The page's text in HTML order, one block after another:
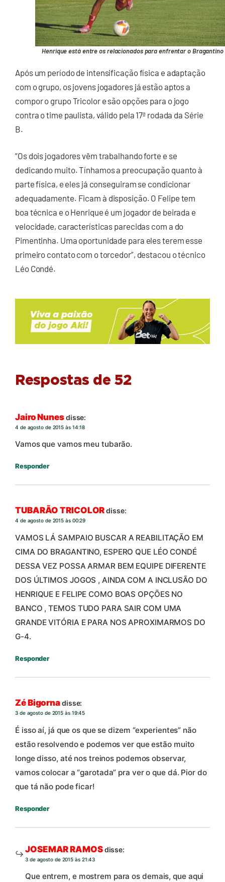
Henrique está entre os relacionados para enfrentar o Bragantino
Após um período de intensificação física e adaptação
com o grupo, os jovens jogadores já estão aptos a
compor o grupo Tricolor e são opções para o jogo
contra o time paulista, válido pela 17ª rodada da Série
B.
“Os dois jogadores vêm trabalhando forte e se
dedicando muito. Tínhamos a preocupação quanto à
parte física, e eles já conseguiram se condicionar
adequadamente. Ficam à disposição. O Felipe tem
boa técnica e o Henrique é um jogador de beirada e
velocidade, características parecidas com a do
Pimentinha. Uma oportunidade para eles terem esse
primeiro contato com o torcedor”, destacou o técnico
Léo Condé.
Respostas de 52
Jairo Nunesdisse:
4 de agosto de 2015 às 14:18
Vamos que vamos meu tubarão.
Responder
TUBARÃO TRICOLORdisse:
4 de agosto de 2015 às 00:29
VAMOS LÁ SAMPAIO BUSCAR A REABILITAÇÃO EM
CIMA DO BRAGANTINO, ESPERO QUE LÉO CONDÉ
DESSA VEZ POSSA ARMAR BEM EQUIPE DIFERENTE
DOS ÚLTIMOS JOGOS , AINDA COM A INCLUSÃO DO
HENRIQUE E FELIPE COMO BOAS OPÇÕES NO
BANCO , TEMOS TUDO PARA SAIR COM UMA
GRANDE VITÓRIA E PARA NOS APROXIMARMOS DO
G-4.
Responder
Zé Bigornadisse:
3 de agosto de 2015 às 19:45
É isso aí, já que os que se dizem “experientes” não
estão resolvendo e podemos ver que estão muito
longe disso, até nos treinos podemos observar,
vamos colocar a “garotada” pra ver o que dá. Pior do
que tá não pode ficar!
Responder
JOSEMAR RAMOSdisse:
3 de agosto de 2015 às 21:43
Que entrem, e mostrem para os demais, que aqui